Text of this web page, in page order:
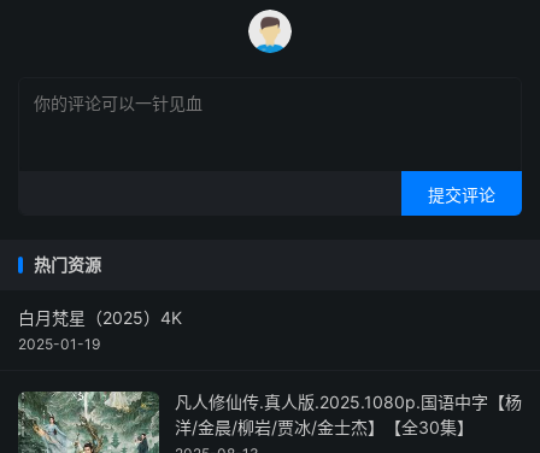
提交评论
热门资源
白月梵星（2025）4K
2025-01-19
凡人修仙传.真人版.2025.1080p.国语中字【杨
洋/金晨/柳岩/贾冰/金士杰】【全30集】